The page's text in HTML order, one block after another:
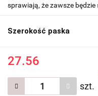
sprawiają, że zawsze
Szerokość paska
27.56
szt.